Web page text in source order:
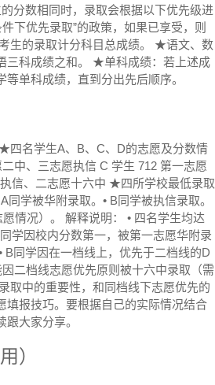
分数相同时，录取会根据以下优先级进
下优先录取”的政策，如果已享受，则
生的录取计分科目总成绩。 ★语文、数
三科成绩之和。 ★单科成绩：若上述成
单科成绩，直到分出先后顺序。
★四名学生A、B、C、D的志愿及分数情
中、三志愿执信 C 学生 712 第一志愿
信、二志愿十六中 ★四所学校最低录取
A同学被华附录取。 • B同学被执信录取。
情况）。 解释说明： • 四名学生均达
同学因校内分数第一，被第一志愿华附录
B同学因在一档线上，优先于二档线的D
二档线志愿优先原则被十六中录取（需
取中的重要性，和同档线下志愿优先的
填报技巧。要根据自己的实际情况结合
大家分享。
）